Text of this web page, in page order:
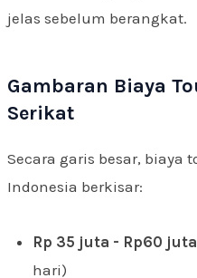
jelas sebelum berangkat.
Gambaran Biaya
Serikat
Secara garis besar, biaya
Indonesia berkisar:
Rp 35 juta - Rp60 juta
hari)